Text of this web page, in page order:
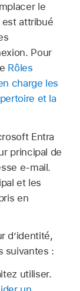
le
est attribué
Pour
Rôles
charge les
et la
Entra
principal de
e‑mail.
et les
en
d’identité,
suivantes :
utiliser.